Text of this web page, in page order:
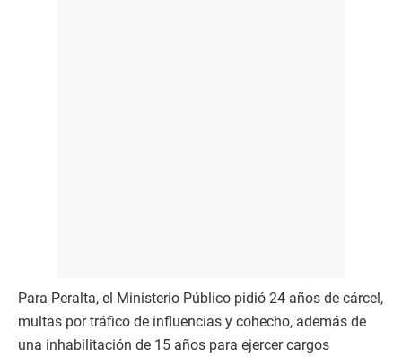
Para Peralta, el Ministerio Público pidió 24 años de cárcel,
multas por tráfico de influencias y cohecho, además de
una inhabilitación de 15 años para ejercer cargos